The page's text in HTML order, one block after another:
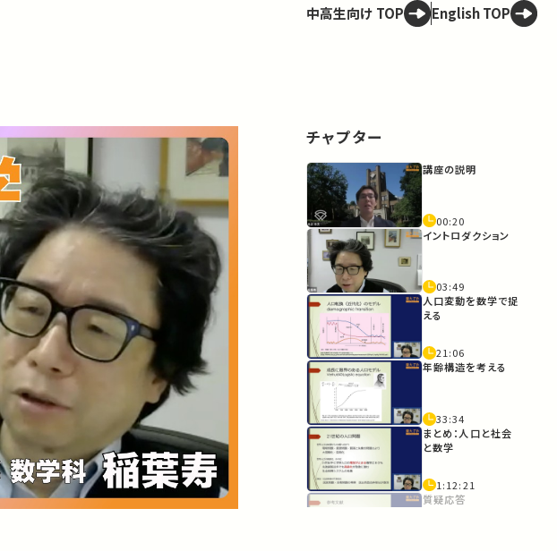
中高生向け TOP English TOP
チャプター
講座の説明
00:20
イントロダクション
03:49
人口変動を数学で捉
える
21:06
年齢構造を考える
33:34
まとめ：人口と社会
と数学
1:12:21
質疑応答